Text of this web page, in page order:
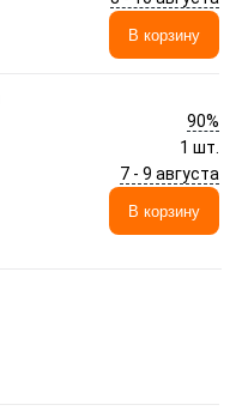
В корзину
90%
1 шт.
7 - 9 августа
В корзину